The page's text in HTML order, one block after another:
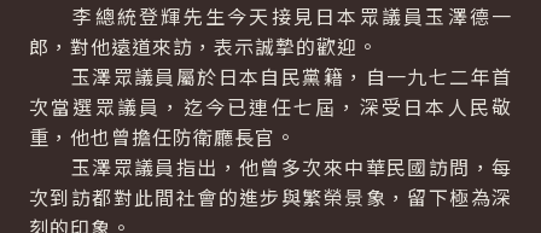
李總統登輝先生今天接見日本眾議員玉澤德一
郎，對他遠道來訪，表示誠摯的歡迎。
玉澤眾議員屬於日本自民黨籍，自一九七二年首
次當選眾議員，迄今已連任七屆，深受日本人民敬
重，他也曾擔任防衛廳長官。
玉澤眾議員指出，他曾多次來中華民國訪問，每
次到訪都對此間社會的進步與繁榮景象，留下極為深
刻的印象。